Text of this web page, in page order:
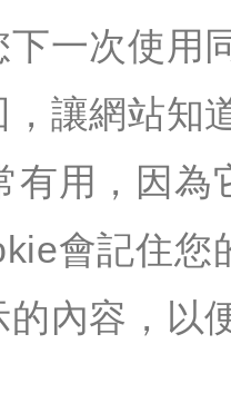
下一次使用
讓網站知
有用，因為
會記住
內容，以